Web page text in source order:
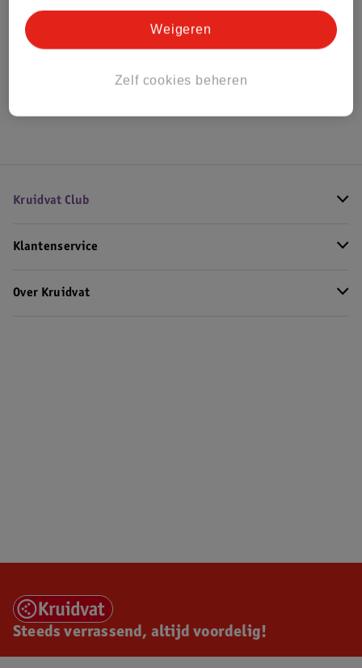
Bekijk ook
Kruidvat Club
Klantenservice
Over Kruidvat
Steeds verrassend, altijd voordelig!
Zelf cookies beheren
Weigeren